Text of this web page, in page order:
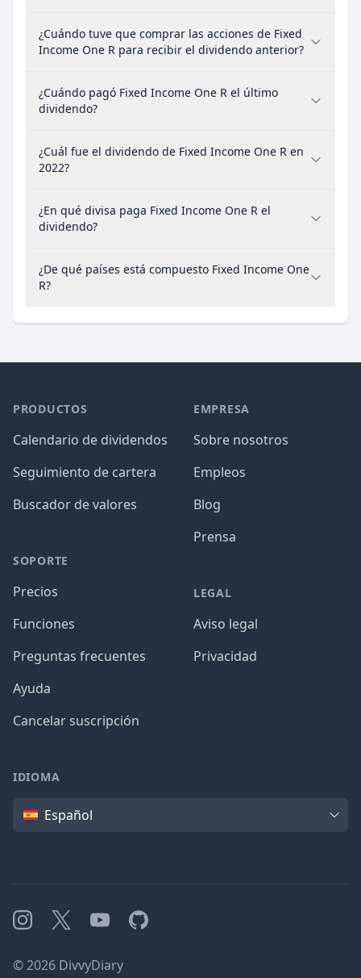
¿Cuándo tuve que comprar las acciones de Fixed
Income One R para recibir el dividendo anterior?
¿Cuándo pagó Fixed Income One R el último
dividendo?
¿Cuál fue el dividendo de Fixed Income One R en
2022?
¿En qué divisa paga Fixed Income One R el
dividendo?
¿De qué países está compuesto Fixed Income One
R?
PRODUCTOS
Calendario de dividendos
Seguimiento de cartera
Buscador de valores
SOPORTE
Precios
Funciones
Preguntas frecuentes
Ayuda
Cancelar suscripción
EMPRESA
Sobre nosotros
Empleos
Blog
Prensa
LEGAL
Aviso legal
Privacidad
IDIOMA
IdiomaEspañol
Instagram
X YouTubeGitHub
©2026 DivvyDiary